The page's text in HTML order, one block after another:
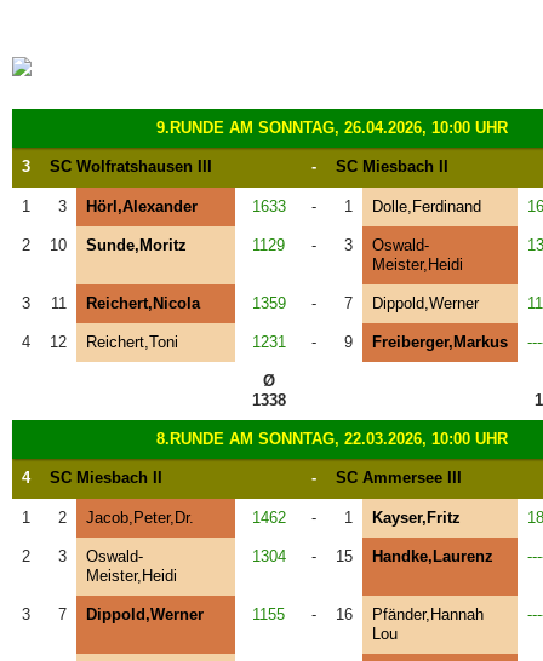
9.RUNDE AM SONNTAG, 26.04.2026, 10:00 UHR
3 SC Wolfratshausen III - SC Miesbach II
1 3 Hörl,Alexander 1633 - 1 Dolle,Ferdinand
2 10 Sunde,Moritz 1129 - 3
Oswald-
Meister,Heidi
3 11 Reichert,Nicola 1359 - 7 Dippold,Werner
4 12 Reichert,Toni 1231 - 9 Freiberger,Markus
Ø
1338
8.RUNDE AM SONNTAG, 22.03.2026, 10:00 UHR
4 SC Miesbach II - SC Ammersee III
1 2 Jacob,Peter,Dr. 1462 - 1 Kayser,Fritz
2 3
Oswald-
Meister,Heidi
1304 - 15 Handke,Laurenz
3 7 Dippold,Werner 1155 - 16
Pfänder,Hannah
Lou